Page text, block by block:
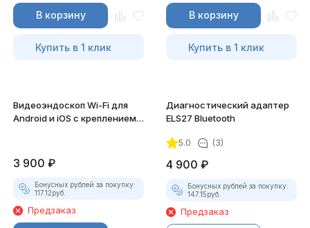
В корзину
Купить в 1 клик
В корзину
Купить в 1 клик
Видеоэндоскоп Wi-Fi для
Android и iOS с креплением
3 900 ₽
Бонусных рублей за покупку:
117.12руб.
Предзаказ
Диагностический адаптер
ELS27 Bluetooth
5.0 (3)
4 900 ₽
Бонусных рублей за покупку:
147.15руб.
Предзаказ